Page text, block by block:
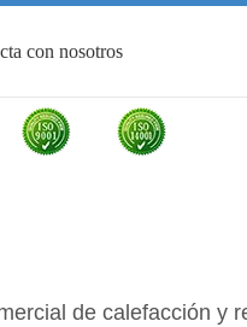
con nosotros
de calefacción y